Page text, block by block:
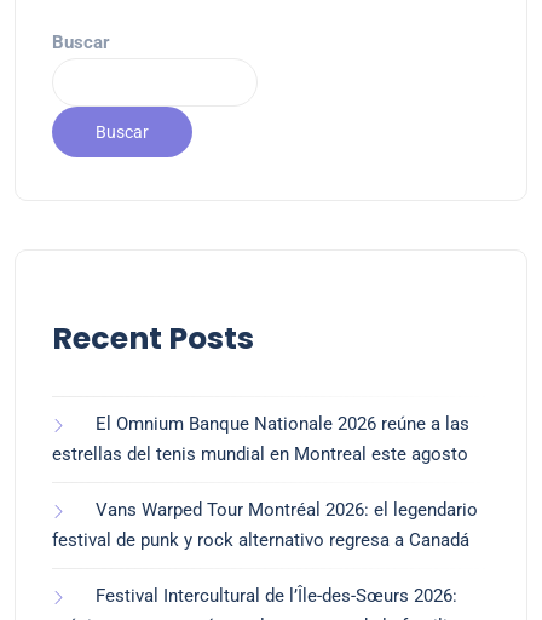
Buscar
Buscar
Recent Posts
El Omnium Banque Nationale 2026 reúne a las
estrellas del tenis mundial en Montreal este agosto
Vans Warped Tour Montréal 2026: el legendario
festival de punk y rock alternativo regresa a Canadá
Festival Intercultural de l’Île-des-Sœurs 2026: